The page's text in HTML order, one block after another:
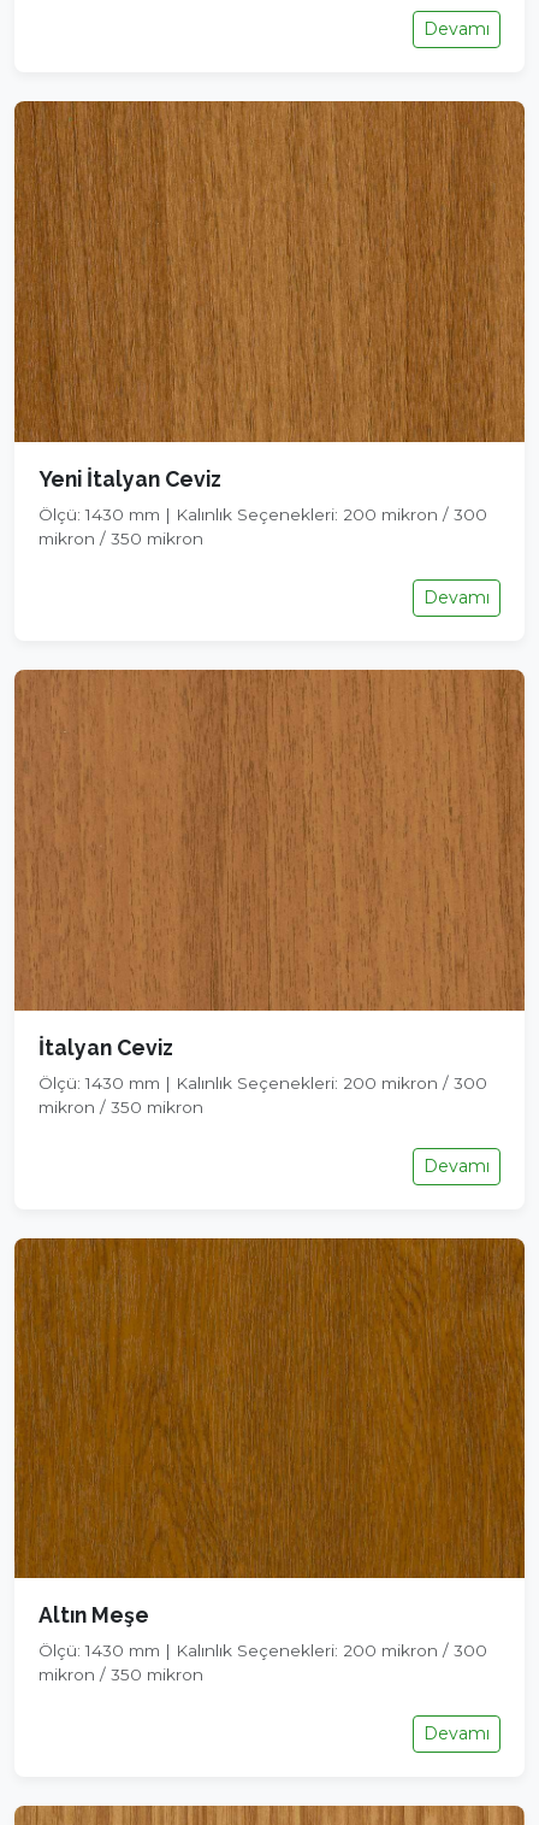
Devamı
Yeni İtalyan Ceviz
Ölçü: 1430 mm | Kalınlık Seçenekleri: 200 mikron / 300
mikron / 350 mikron
Devamı
İtalyan Ceviz
Ölçü: 1430 mm | Kalınlık Seçenekleri: 200 mikron / 300
mikron / 350 mikron
Devamı
Altın Meşe
Ölçü: 1430 mm | Kalınlık Seçenekleri: 200 mikron / 300
mikron / 350 mikron
Devamı